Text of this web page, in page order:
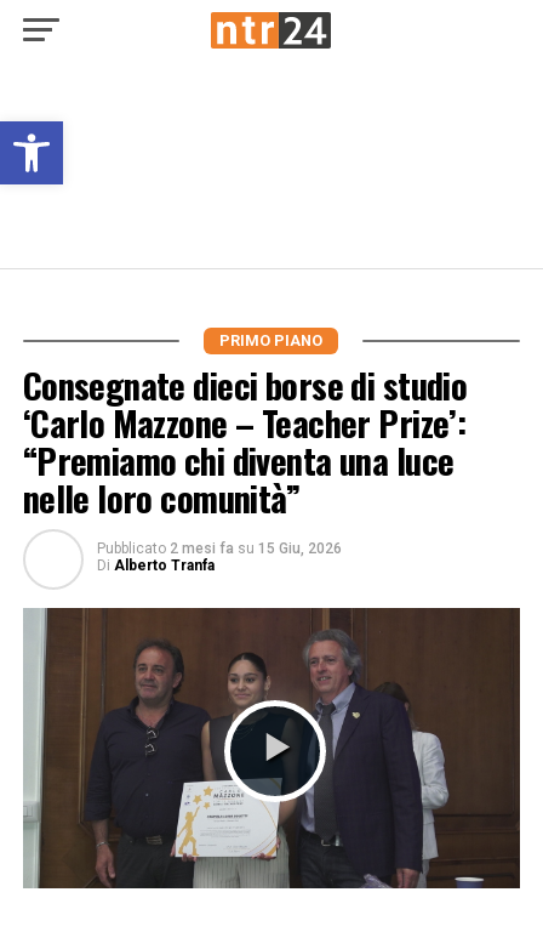
Open toolbar
PRIMO PIANO
Consegnate dieci borse di studio
‘Carlo Mazzone – Teacher Prize’:
“Premiamo chi diventa una luce
nelle loro comunità”
Pubblicato 2 mesi fa su 15 Giu, 2026
Di Alberto Tranfa